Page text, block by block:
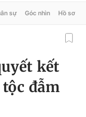
sự Góc nhìn Hồ sơ
kết
đẫm